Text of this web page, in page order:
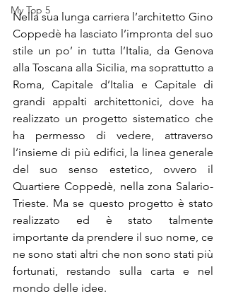
My Top 5
Nella sua lunga carriera l’architetto Gino
Coppedè ha lasciato l’impronta del suo
stile un po’ in tutta l’Italia, da Genova
alla Toscana alla Sicilia, ma soprattutto a
Roma, Capitale d’Italia e Capitale di
grandi appalti architettonici, dove ha
realizzato un progetto sistematico che
ha permesso di vedere, attraverso
l’insieme di più edifici, la linea generale
del suo senso estetico, ovvero il
Quartiere Coppedè, nella zona Salario-
Trieste. Ma se questo progetto è stato
realizzato ed è stato talmente
importante da prendere il suo nome, ce
ne sono stati altri che non sono stati più
fortunati, restando sulla carta e nel
mondo delle idee.